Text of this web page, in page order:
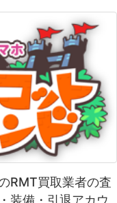
RMT買取業者の査
装備・引退アカウ